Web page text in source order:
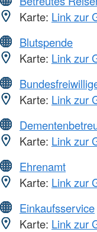
Karte: Link zur
Blutspende
Karte: Link zur
Karte: Link zur
Karte: Link zur
Ehrenamt
Karte: Link zur
Einkaufsservice
Karte: Link zur